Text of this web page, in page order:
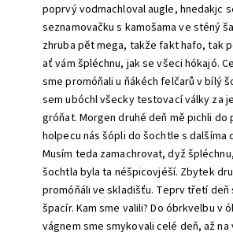
poprvývodmachloval augle, hnedakjc
seznamovačkus kamošama ve sténý
zhruba pět mega, takže fakt hafo, tak
ať vám špléchnu, jak se všecihókajó.
sme promóňaliu ňákéch felčarův bílý
sem ubóchl všecky testovací války za
gróňat. Morgen druhé deň mě pichli do
holpecu nás šópli do šochtle sdalšíma
Musím teda zamachrovat, dyž
šochtla byla ta néšpicovjéší. Zbytek
promóňáli ve skladišťu. Teprv třetí deň
špacír. Kam sme valili? Do óbrkvelbu v
vágnem sme smykovali celé deň, až na